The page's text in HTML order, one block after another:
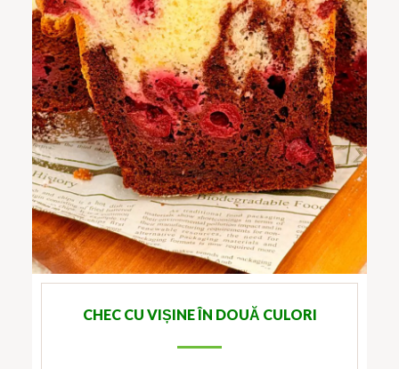
CHEC CU VIȘINE ÎN DOUĂ CULORI